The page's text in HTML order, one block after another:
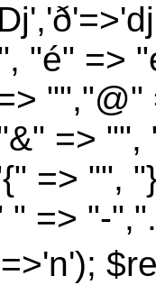
"é" =>
=>
=> "",
" => "-